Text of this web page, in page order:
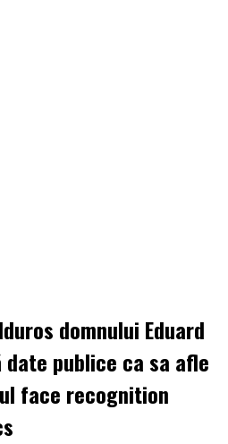
domnului Eduard
publice ca sa afle
face recognition